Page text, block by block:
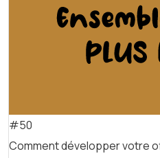
#50
Comment développer votre